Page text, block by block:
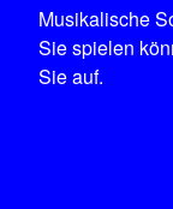
Musikalische
Sie spielen
Sie auf.